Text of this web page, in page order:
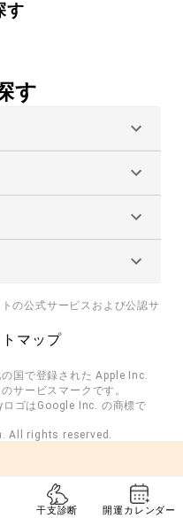
す
す
の公式サービスおよび公認サ
マップ
国で登録された Apple Inc.
サービスマークです。
ゴはGoogle Inc. の商標で
All rights reserved.
干支診断 開運カレンダー